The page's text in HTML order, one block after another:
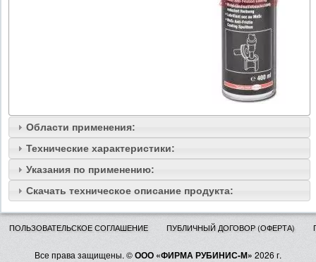
Области применения:
Технические характеристики:
Указания по применению:
Скачать техническое описание продукта:
ПОЛЬЗОВАТЕЛЬСКОЕ СОГЛАШЕНИЕ ПУБЛИЧНЫЙ ДОГОВОР (ОФЕРТА)
Все права защищены. ©ООО «ФИРМА РУБИНИС-М» 2026 г.